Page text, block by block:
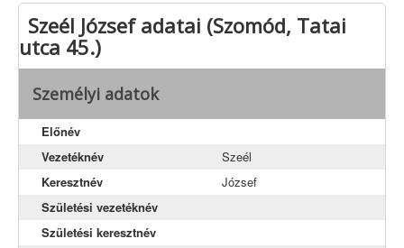
Teljes lista
Agostyán
Baj
Kocs
Naszály
Neszmély
Szeél József adatai (Szomód, Tatai
utca 45.)
Személyi adatok
Előnév
Vezetéknév
Szeél
Keresztnév
József
Születési vezetéknév
Születési keresztnév